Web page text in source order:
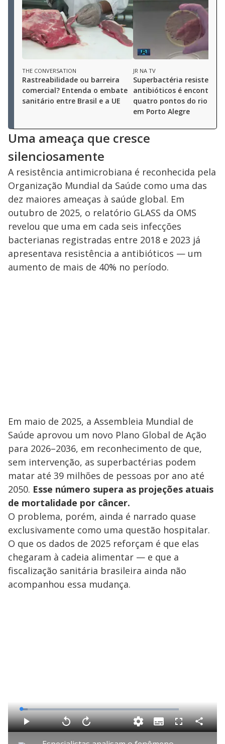
THE CONVERSATION
Rastreabilidade ou barreira
comercial? Entenda o embate
sanitário entre Brasil e a UE
JR NA TV
Superbactéria resistente
antibióticos é
quatro pontos do rio
em Porto Alegre
Uma ameaça que cresce
silenciosamente
A resistência antimicrobiana é reconhecida pela
Organização Mundial da Saúde como uma das
dez maiores ameaças à saúde global. Em
outubro de 2025, o relatório GLASS da OMS
revelou que uma em cada seis infecções
bacterianas registradas entre 2018 e 2023 já
apresentava resistência a antibióticos — um
aumento de mais de 40% no período.
Em maio de 2025, a Assembleia Mundial de
Saúde aprovou um novo Plano Global de Ação
para 2026–2036, em reconhecimento de que,
sem intervenção, as superbactérias podem
matar até 39 milhões de pessoas por ano até
2050. Esse número supera as projeções atuais
de mortalidade por câncer.
O problema, porém, ainda é narrado quase
exclusivamente como uma questão hospitalar.
O que os dados de 2025 reforçam é que elas
chegaram à cadeia alimentar — e que a
fiscalização sanitária brasileira ainda não
acompanhou essa mudança.
P V A
L
o
a
d
e
S
u
b
F C
o